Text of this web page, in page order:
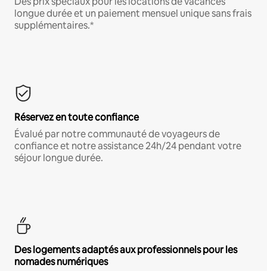
longue durée et un paiement mensuel unique sans frais
supplémentaires.*
Réservez en toute confiance
Évalué par notre communauté de voyageurs de
confiance et notre assistance 24h/24 pendant votre
séjour longue durée.
Des logements adaptés aux professionnels pour les
nomades numériques